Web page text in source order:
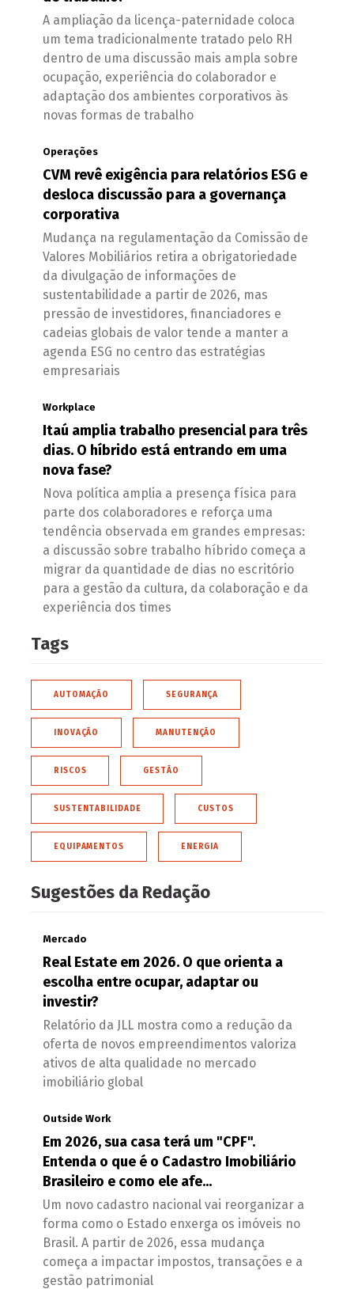
A ampliação da licença-paternidade coloca
um tema tradicionalmente tratado pelo RH
dentro de uma discussão mais ampla sobre
ocupação, experiência do colaborador e
adaptação dos ambientes corporativos às
novas formas de trabalho
Operações
CVM revê exigência para relatórios ESG e
desloca discussão para a governança
corporativa
Mudança na regulamentação da Comissão de
Valores Mobiliários retira a obrigatoriedade
da divulgação de informações de
sustentabilidade a partir de 2026, mas
pressão de investidores, financiadores e
cadeias globais de valor tende a manter a
agenda ESG no centro das estratégias
empresariais
Workplace
Itaú amplia trabalho presencial para três
dias. O híbrido está entrando em uma
nova fase?
Nova política amplia a presença física para
parte dos colaboradores e reforça uma
tendência observada em grandes empresas:
a discussão sobre trabalho híbrido começa a
migrar da quantidade de dias no escritório
para a gestão da cultura, da colaboração e da
experiência dos times
Tags
AUTOMAÇÃO SEGURANÇA
INOVAÇÃO MANUTENÇÃO
RISCOS GESTÃO
SUSTENTABILIDADE CUSTOS
EQUIPAMENTOS ENERGIA
Sugestões da Redação
Mercado
Real Estate em 2026. O que orienta a
escolha entre ocupar, adaptar ou
investir?
Relatório da JLL mostra como a redução da
oferta de novos empreendimentos valoriza
ativos de alta qualidade no mercado
imobiliário global
Outside Work
Em 2026, sua casa terá um "CPF".
Entenda o que é o Cadastro Imobiliário
Brasileiro e como ele afe...
Um novo cadastro nacional vai reorganizar a
forma como o Estado enxerga os imóveis no
Brasil. A partir de 2026, essa mudança
começa a impactar impostos, transações e a
gestão patrimonial